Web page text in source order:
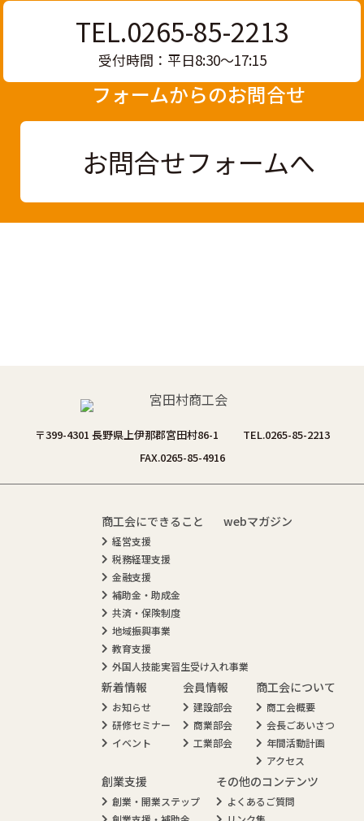
TEL.0265-85-2213
受付時間：平日8:30〜17:15
フォームからのお問合せ
お問合せフォームへ
〒399-4301 長野県上伊那郡宮田村86-1
TEL.0265-85-2213
FAX.0265-85-4916
商工会にできること
経営支援
税務経理支援
金融支援
補助金・助成金
共済・保険制度
地域振興事業
教育支援
外国人技能実習生受け入れ事業
webマガジン
新着情報
お知らせ
研修セミナー
イベント
会員情報
建設部会
商業部会
工業部会
商工会について
商工会概要
会長ごあいさつ
年間活動計画
アクセス
創業支援
創業・開業ステップ
その他のコンテンツ
よくあるご質問